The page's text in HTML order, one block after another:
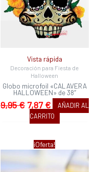
Vista rápida
Decoración para Fiesta de
Halloween
Globo microfoil «CALAVERA
HALLOWEEN» de 38″
9,95€ 7,87€
AÑADIR AL
CARRITO
¡Oferta!
El
precio
original
precio
actual